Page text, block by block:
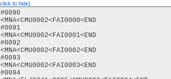
to hide)
#0090
<MNA<CMU0002<FAI0000<END
#0091
<MNA<CMU0002<FAI0001<END
#0092
<MNA<CMU0002<FAI0002<END
#0093
<MNA<CMU0002<FAI0003<END
#0094